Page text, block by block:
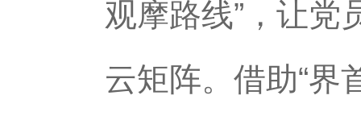
观摩路线”，让党
云矩阵。借助“界